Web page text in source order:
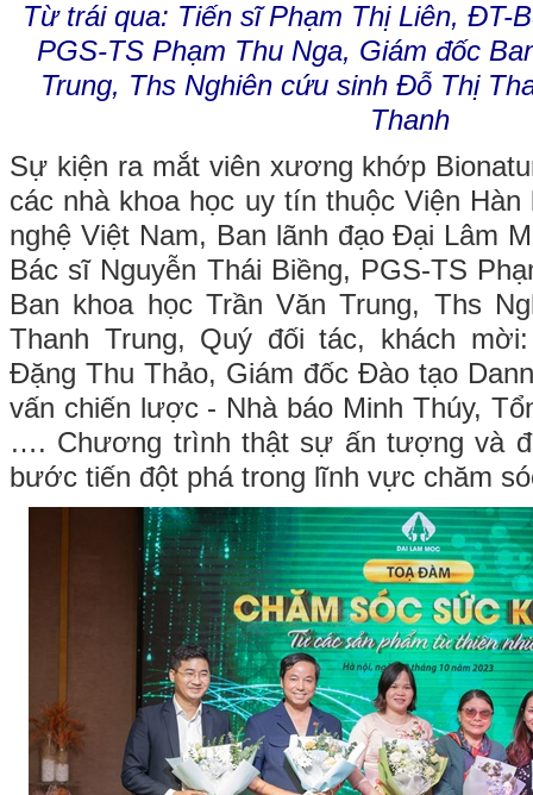
Từ trái qua: Tiến sĩ Phạm Thị Liên, ĐT-
PGS-TS Phạm Thu Nga, Giám đốc
Trung, Ths Nghiên cứu sinh Đỗ Thị
Thanh
Sự kiện ra mắt viên xương khớp
các nhà khoa học uy tín thuộc Viện
nghệ Việt Nam, Ban lãnh đạo Đại Lâm
Bác sĩ Nguyễn Thái Biềng, PGS-TS
Ban khoa học Trần Văn Trung, Ths
Thanh Trung, Quý đối tác, khách
Đặng Thu Thảo, Giám đốc Đào tạo
vấn chiến lược - Nhà báo Minh Thúy,
…. Chương trình thật sự ấn tượng và
bước tiến đột phá trong lĩnh vực chăm